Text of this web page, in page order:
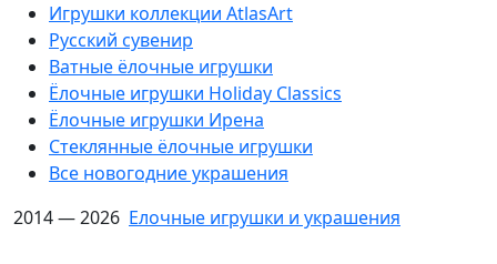
Игрушки коллекции AtlasArt
Русский сувенир
Ватные ёлочные игрушки
Ёлочные игрушки Holiday Classics
Ëлочные игрушки Ирена
Стеклянные ёлочные игрушки
Все новогодние украшения
2014 — 2026 Елочные игрушки и украшения